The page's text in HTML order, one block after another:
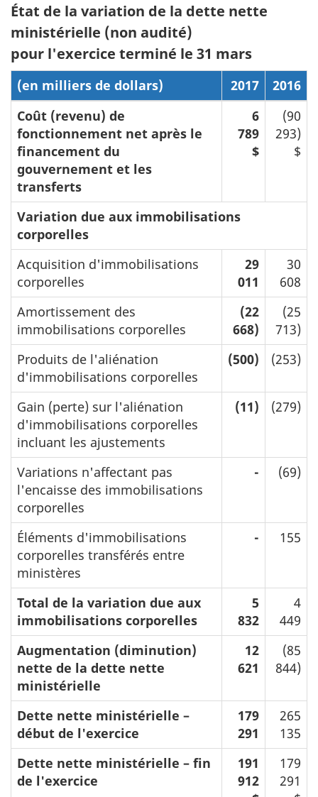
État de la variation de la dette nette
ministérielle (non audité)
pour l'exercice terminé le 31 mars
(en milliers de dollars) 2017
2016
Coût (revenu) de
fonctionnement net après le
financement du
gouvernement et les
transferts
6
789
$
(90
293)
$
Variation due aux immobilisations
corporelles
Acquisition d'immobilisations
corporelles
29
011
30
608
Amortissement des
immobilisations corporelles
(22
668)
(25
713)
Produits de l'aliénation
d'immobilisations corporelles
(500) (253)
Gain (perte) sur l'aliénation
d'immobilisations corporelles
incluant les ajustements
(11) (279)
Variations n'affectant pas
l'encaisse des immobilisations
corporelles
- (69)
Éléments d'immobilisations
corporelles transférés entre
ministères
- 155
Total de la variation due aux
immobilisations corporelles
5
832
4
449
Augmentation (diminution)
nette de la dette nette
ministérielle
12
621
(85
844)
Dette nette ministérielle –
début de l'exercice
179
291
265
135
Dette nette ministérielle – fin
de l'exercice
191
912
179
291